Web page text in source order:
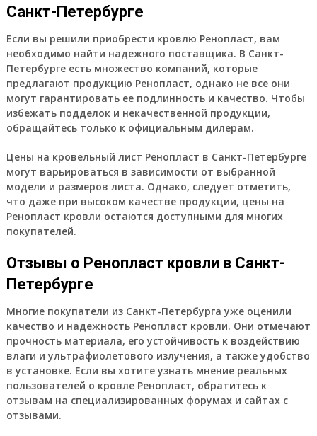
Санкт-Петербурге
Если вы решили приобрести кровлю Ренопласт, вам
необходимо найти надежного поставщика. В Санкт-
Петербурге есть множество компаний, которые
предлагают продукцию Ренопласт, однако не все они
могут гарантировать ее подлинность и качество. Чтобы
избежать подделок и некачественной продукции,
обращайтесь только к официальным дилерам.
Цены на кровельный лист Ренопласт в Санкт-Петербурге
могут варьироваться в зависимости от выбранной
модели и размеров листа. Однако, следует отметить,
что даже при высоком качестве продукции, цены на
Ренопласт кровли остаются доступными для многих
покупателей.
Отзывы о Ренопласт кровли в Санкт-
Петербурге
Многие покупатели из Санкт-Петербурга уже оценили
качество и надежность Ренопласт кровли. Они отмечают
прочность материала, его устойчивость к воздействию
влаги и ультрафиолетового излучения, а также удобство
в установке. Если вы хотите узнать мнение реальных
пользователей о кровле Ренопласт, обратитесь к
отзывам на специализированных форумах и сайтах с
отзывами.